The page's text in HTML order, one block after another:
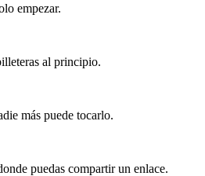
empezar.
al principio.
más puede tocarlo.
puedas compartir un enlace.